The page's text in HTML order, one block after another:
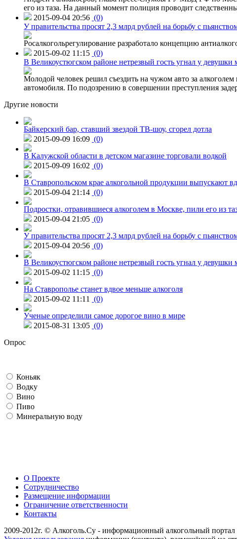
его из таза. На данный момент полиция проводит
2015-09-04 20:56 (0)
У правительства просят 2,3 млрд рублей на борьбу с
Росалкогольрегулирование разработало концепцию
2015-09-02 11:15 (0)
В Великоустюгском районе нетрезвый гость угнал у
Молодой человек решил съездить на чужом авто за
автомобиля. По подозрению в совершении преступления
Другие новости
Байкерский бар, ставший звездой ТВ-шоу, сгорел дотла
2015-09-09 16:09 (0)
В Калужской области в детском магазине торговали водкой
2015-09-09 16:02 (0)
В Ставропольском крае алкогольной продукции выпускают
2015-09-04 21:14 (0)
Подростки, отравившиеся алкоголем в Москве, пили его из
2015-09-04 21:05 (0)
У правительства просят 2,3 млрд рублей на борьбу с
2015-09-04 20:56 (0)
В Великоустюгском районе нетрезвый гость угнал у
2015-09-02 11:15 (0)
На Ставрополье станет вдвое меньше алкоголя
2015-09-02 11:11
(0)
Ученые определили самое дорогое вино в мире
2015-08-31 13:05 (0)
Опрос
Коньяк
Водку
Вино
Пиво
Минеральную воду
О Проекте
Сотрудничество
Размещение информации
Ограничение ответственности
Контакты
2009-2012г. © Алкоголь.Су - информационный алкогольный портал